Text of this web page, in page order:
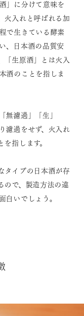
」に分けて意味を
火入れと呼ばれる加
で生きている酵素
、日本酒の品質安
「生原酒」とは火入
酒のことを指しま
無濾過」「生」
濾過をせず、火入れ
指します。
タイプの日本酒が存
ので、製造方法の違
白いでしょう。